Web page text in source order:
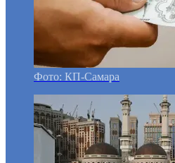
Фото: КП-Самара